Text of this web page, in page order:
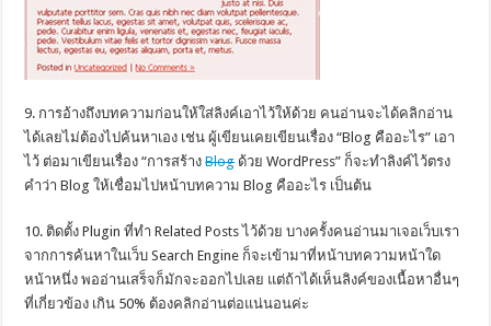
9. การอ้างถึงบทความก่อนให้ใส่ลิงค์เอาไว้ให้ด้วย คนอ่านจะได้คลิกอ่าน
ได้เลยไม่ต้องไปค้นหาเอง เช่น ผู้เขียนเคยเขียนเรื่อง “Blog คืออะไร” เอา
ไว้ ต่อมาเขียนเรื่อง “การสร้างBlogด้วย WordPress” ก็จะทำลิงค์ไว้ตรง
คำว่า Blog ให้เชื่อมไปหน้าบทความ Blog คืออะไร เป็นต้น
10. ติดตั้ง Plugin ที่ทำ Related Posts ไว้ด้วย บางครั้งคนอ่านมาเจอเว็บเรา
จากการค้นหาในเว็บ Search Engine ก็จะเข้ามาที่หน้าบทความหน้าใด
หน้าหนึ่ง พออ่านเสร็จก็มักจะออกไปเลย แต่ถ้าได้เห็นลิงค์ของเนื้อหาอื่นๆ
ที่เกี่ยวข้อง เกิน 50% ต้องคลิกอ่านต่อแน่นอนค่ะ